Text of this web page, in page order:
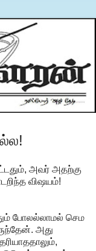
அவர் அதற்கு
விஷயம்!
போலல்லாமல் செம
அது